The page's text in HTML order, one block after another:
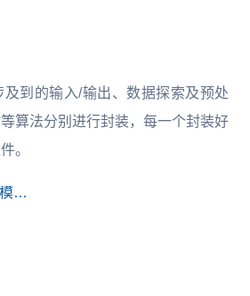
到的输入/输出、数据探索及预处
算法分别进行封装，每一个封装好
。
● 使用模板入门